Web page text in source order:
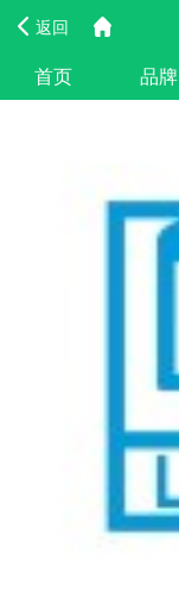
返回
首页
品牌